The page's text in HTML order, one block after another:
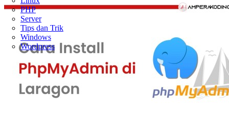
PHP
Server
Tips dan Trik
Windows
Wordpress